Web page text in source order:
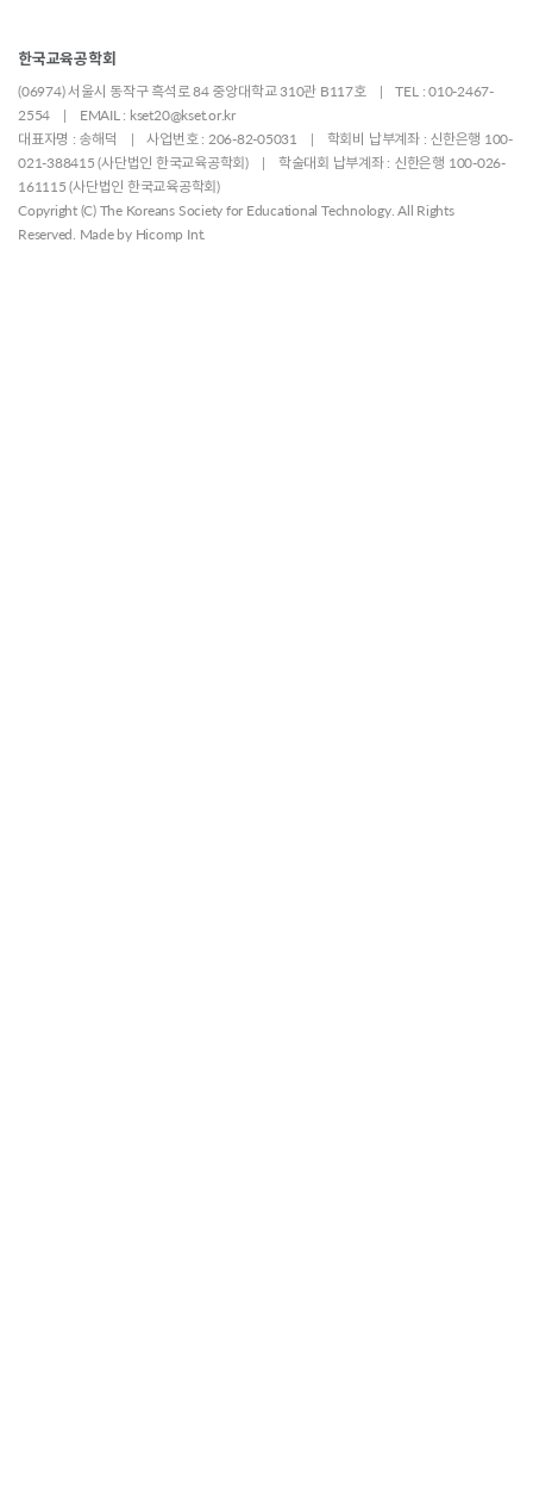
한국교육공학회
(06974) 서울시 동작구 흑석로 84 중앙대학교 310관 B117호 | TEL : 010-2467-
2554 | EMAIL : kset20@kset.or.kr
대표자명 : 송해덕 | 사업번호 : 206-82-05031 | 학회비 납부계좌 : 신한은행 100-
021-388415 (사단법인 한국교육공학회) | 학술대회 납부계좌 : 신한은행 100-026-
161115 (사단법인 한국교육공학회)
Copyright (C) The Koreans Society for Educational Technology. All Rights
Reserved. Made by Hicomp Int.